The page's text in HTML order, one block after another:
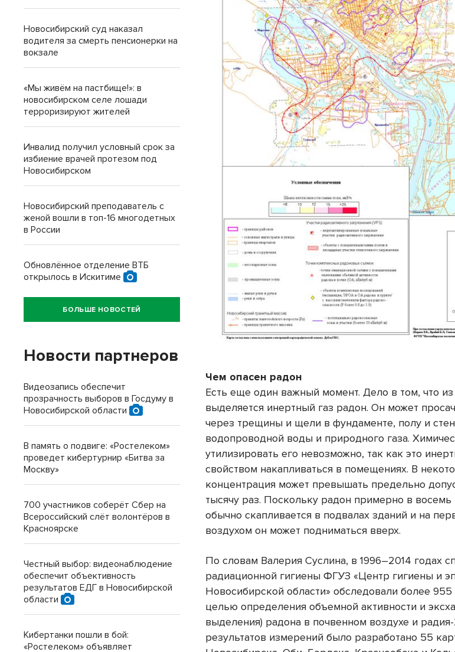
Чем опасен радон
Есть еще один важный момент. Дело в том, что из
выделяется инертный газ радон. Он может
через трещины и щели в фундаменте, полу и
водопроводной воды и природного газа.
утилизировать его невозможно, так как это
свойством накапливаться в помещениях. В
концентрация может превышать предельно
тысячу раз. Поскольку радон примерно в восемь
обычно скапливается в подвалах зданий и на
воздухом он может подниматься вверх.
По словам Валерия Суслина, в 1996–2014 годах
радиационной гигиены ФГУЗ «Центр гигиены и
Новосибирской области» обследовали более
целью определения объемной активности и
выделения) радона в почвенном воздухе и
результатов измерений было разработано 55
Новосибирский суд наказал
водителя за смерть пенсионерки на
вокзале
«Мы живём на пастбище!»: в
новосибирском селе лошади
терроризируют жителей
Инвалид получил условный срок за
избиение врачей протезом под
Новосибирском
Новосибирский преподаватель с
женой вошли в топ-16 многодетных
в России
Обновлённое отделение ВТБ
открылось в Искитиме
БОЛЬШЕ НОВОСТЕЙ
Новости партнеров
Видеозапись обеспечит
прозрачность выборов в Госдуму в
Новосибирской области
В память о подвиге: «Ростелеком»
проведет кибертурнир «Битва за
Москву»
700 участников соберёт Сбер на
Всероссийский слёт волонтёров в
Красноярске
Честный выбор: видеонаблюдение
обеспечит объективность
результатов ЕДГ в Новосибирской
области
Кибертанки пошли в бой:
«Ростелеком» объявляет